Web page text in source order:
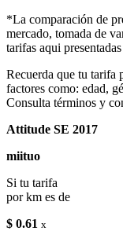
*La comparación de
mercado, tomada de
tarifas aqui
Recuerda que tu tarifa
factores como: edad,
Consulta términos y
Attitude SE 2017
miituo
Si tu tarifa
por km es de
$ 0.61 x